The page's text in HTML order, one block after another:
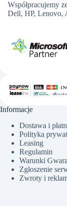
Współpracujemy
Dell, HP, Lenovo,
Informacje
Dostawa i
Polityka
Leasing
Regulamin
Warunki
Zgłoszenie
Zwroty i